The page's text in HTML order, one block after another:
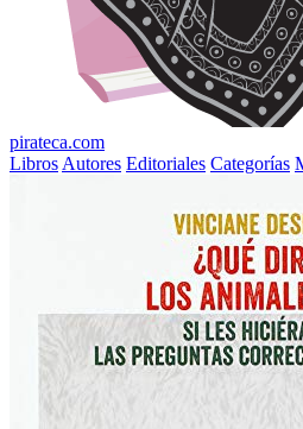
pirateca.com
Libros Autores Editoriales Categorías